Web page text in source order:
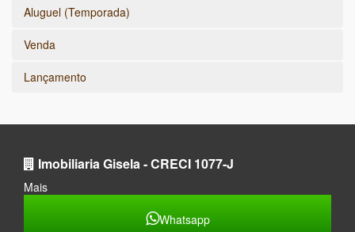
Aluguel (Temporada)
Venda
Lançamento
Imobiliaria Gisela - CRECI 1077-J
Mais
Whatsapp